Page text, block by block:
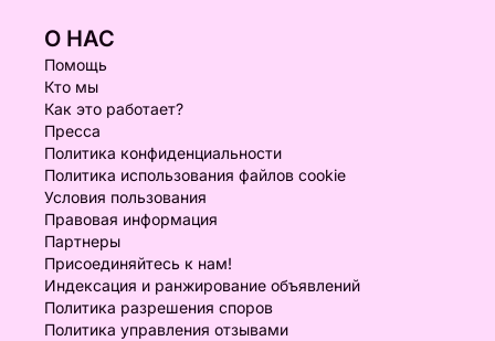
О НАС
Помощь
Кто мы
Как это работает?
Пресса
Политика конфиденциальности
Политика использования файлов cookie
Условия пользования
Правовая информация
Партнеры
Присоединяйтесь к нам!
Индексация и ранжирование объявлений
Политика разрешения споров
Политика управления отзывами